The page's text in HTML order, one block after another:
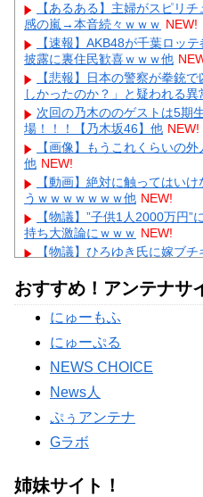
【あるある】主婦がスピリ
感の嵐→本音続々ｗｗｗ NEW!
【速報】AKB48が千葉ロッ
披露に裏住民歓喜ｗｗｗ他
【悲報】日本の警察が拳銃
しかったのか？」と疑われる異
次回の乃木ののゲストは5期
場！！！【乃木坂46】他 NEW!
【画像】もうこれくらいの
他 NEW!
【動画】絶対に触ってはい
うｗｗｗｗｗｗｗ他 NEW!
【物議】”子供1人2000万円
持ち大激論にｗｗｗ NEW!
【物議】ひろゆき氏に嫁ブ
【続報】三山凌輝、あんか
ル民「自業自得」大合唱ｗｗｗ
【完全まとめ】旦那への不満
アル本音を総整理
Powered by livedoor 相互
おすすめ！アンテナサ
にゅーもふ
にゅーぷる
NEWS CHOICE
News人
ぷぅアンテナ
Gラボ
姉妹サイト！